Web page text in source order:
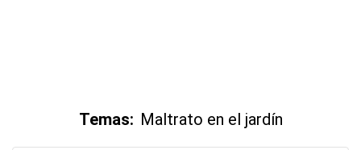
Temas: Maltrato en el jardín